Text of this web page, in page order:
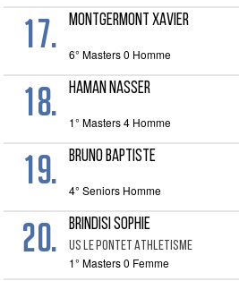
17. MONTGERMONT XAVIER
6° Masters 0 Homme
18. HAMAN NASSER
1° Masters 4 Homme
19. BRUNO BAPTISTE
4° Seniors Homme
20. BRINDISI SOPHIE
US LE PONTET ATHLETISME
1° Masters 0 Femme